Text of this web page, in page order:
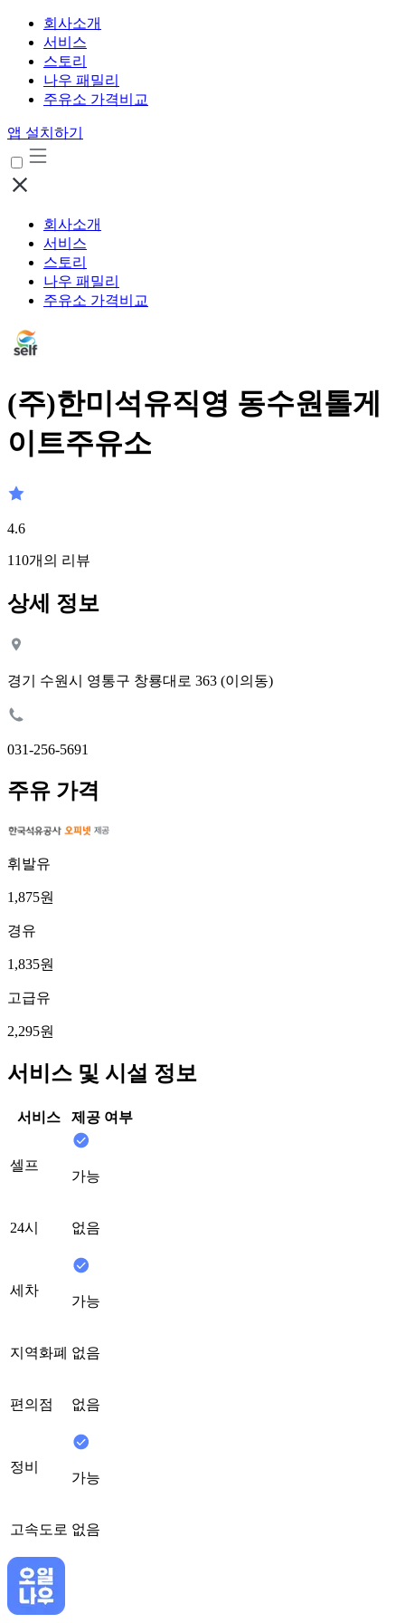
회사소개
서비스
스토리
나우 패밀리
주유소 가격비교
앱 설치하기
회사소개
서비스
스토리
나우 패밀리
주유소 가격비교
(주)한미석유직영 동수원톨게
이트주유소
4.6
110개의 리뷰
상세 정보
경기 수원시 영통구 창룡대로 363 (이의동)
031-256-5691
주유 가격
휘발유
1,875원
경유
1,835원
고급유
2,295원
서비스 및 시설 정보
서비스 제공 여부
셀프
가능
24시 없음
세차
가능
지역화폐 없음
편의점 없음
정비
가능
고속도로 없음